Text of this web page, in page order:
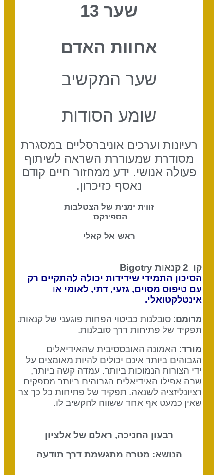
שער 13
אחוות האדם
שער המקשיב
שומע הסודות
רעיונות וערכים אוניברסליים במסגרת
מסודרת שמעוררת השראה לשיתוף
פעולה אנושי. ידע ממחזור חיים קודם
נאסף כזיכרון.
זווית ימנית של הצטלבות
הספינקס
ראש-אל קאלי
קו 2
קנאות Bigotry
הסיכון התמידי שידידות יכולה להתקיים רק
עם טיפוס מסוים, גזעי, דתי, לאומי או
אינטלקטואלי.
מרומם: סובלנות כביטוי הפחות פוגעני של קנאות.
תפקיד של פתיחות דרך סובלנות.
מורד: האמונה האובססיבית שהאידיאלים
הגבוהים ביותר אינם יכולים להיות מאומצים על
ידי הצורות הנמוכות ביותר. עמדה קשה ביותר,
שבה אפילו האידיאלים הגבוהים ביותר מספקים
רציונליזציה לשנאה. תפקיד של פתיחות כל כך צר
שאין כמעט אף אחד ששווה להקשיב לו.
רבעון החניכה, ראלם של אלציון
הנושא: מטרה מתגשמת דרך תודעה